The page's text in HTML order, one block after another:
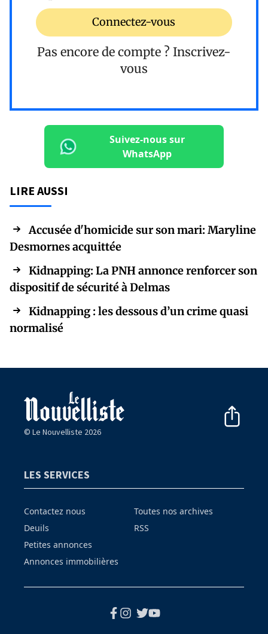
Connectez-vous
Pas encore de compte ? Inscrivez-
vous
Suivez-nous sur
WhatsApp
LIRE AUSSI
Accusée d'homicide sur son mari: Maryline
Desmornes acquittée
Kidnapping: La PNH annonce renforcer son
dispositif de sécurité à Delmas
Kidnapping : les dessous d’un crime quasi
normalisé
© Le Nouvelliste 2026
LES SERVICES
Contactez nous
Deuils
Petites annonces
Annonces immobilières
Toutes nos archives
RSS